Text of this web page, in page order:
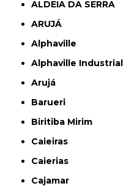
ALDEIA DA SERRA
ARUJÁ
Alphaville
Alphaville Industrial
Arujá
Barueri
Biritiba Mirim
Caieiras
Caierias
Cajamar